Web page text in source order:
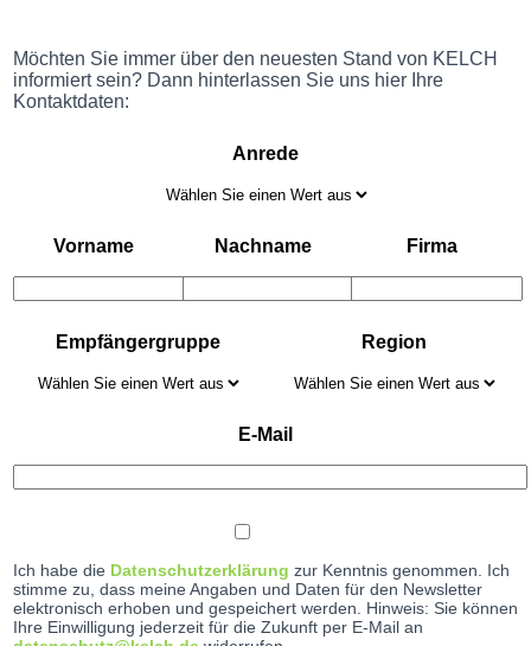
Möchten Sie immer über den neuesten Stand von KELCH
informiert sein? Dann hinterlassen Sie uns hier Ihre
Kontaktdaten:
Anrede
Vorname Nachname Firma
Empfängergruppe Region
E-Mail
Ich habe die Datenschutzerklärung zur Kenntnis genommen. Ich
stimme zu, dass meine Angaben und Daten für den Newsletter
elektronisch erhoben und gespeichert werden. Hinweis: Sie können
Ihre Einwilligung jederzeit für die Zukunft per E-Mail an